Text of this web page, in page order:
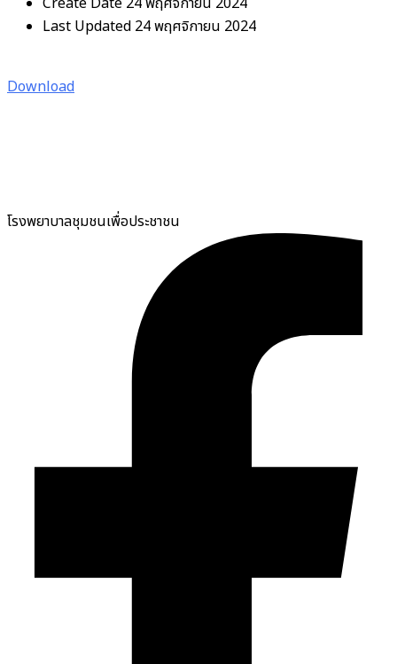
Last Updated 24 พฤศจิกายน 2024
Download
โรงพยาบาลชุมชนเพื่อประชาชน